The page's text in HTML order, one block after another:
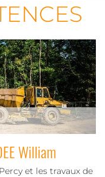
William
et les travaux de